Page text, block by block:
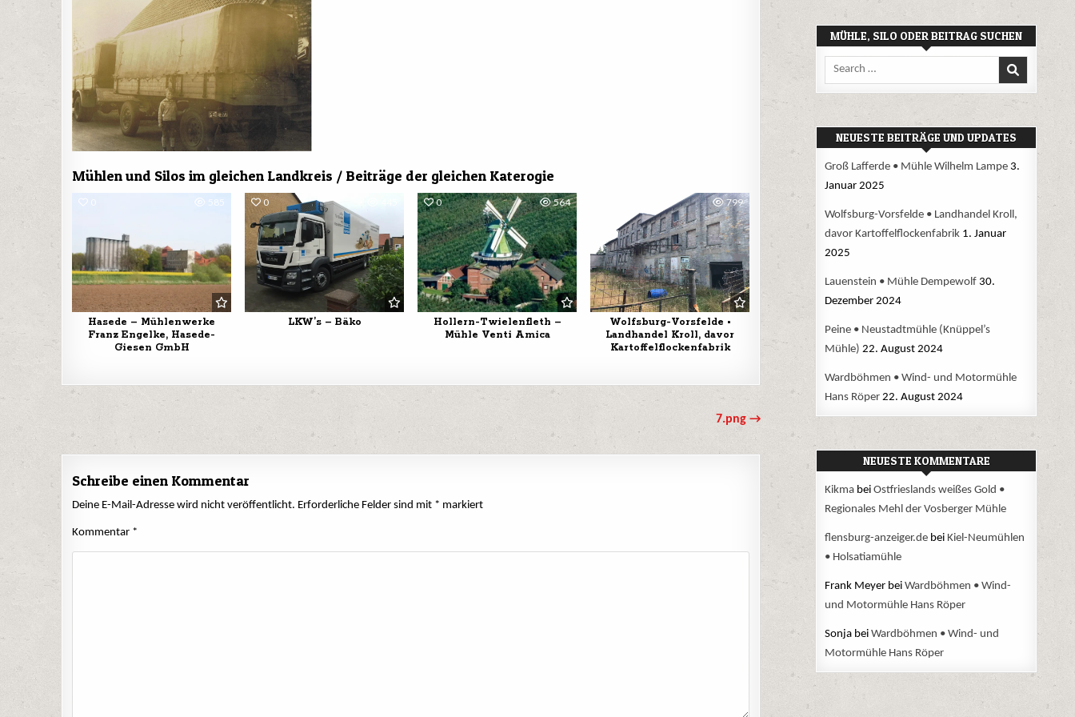
Mühlen und Silos im gleichen Landkreis / Beiträge der gleichen Katerogie
585
Hasede – Mühlenwerke
Franz Engelke, Hasede-
Giesen GmbH
0
LKW’s – Bäko
0 564
Hollern-Twielenfleth –
Mühle Venti Amica
799
Wolfsburg-Vorsfelde •
Landhandel Kroll, davor
Kartoffelflockenfabrik
Beitrags-
Navigation
7.png →
Schreibe einen Kommentar
Deine E-Mail-Adresse wird nicht veröffentlicht. Erforderliche Felder sind mit * markiert
Kommentar *
MÜHLE, SILO ODER BEITRAG SUCHEN
Search
for:
NEUESTE BEITRÄGE UND UPDATES
Groß Lafferde • Mühle Wilhelm Lampe 3.
Januar 2025
Wolfsburg-Vorsfelde • Landhandel Kroll,
davor Kartoffelflockenfabrik 1. Januar
2025
Lauenstein • Mühle Dempewolf 30.
Dezember 2024
Peine • Neustadtmühle (Knüppel’s
Mühle) 22. August 2024
Wardböhmen • Wind- und Motormühle
Hans Röper 22. August 2024
NEUESTE KOMMENTARE
Kikma beiOstfrieslands weißes Gold •
Regionales Mehl der Vosberger Mühle
flensburg-anzeiger.de bei Kiel-Neumühlen
• Holsatiamühle
Frank Meyer beiWardböhmen • Wind-
und Motormühle Hans Röper
Sonja beiWardböhmen • Wind- und
Motormühle Hans Röper